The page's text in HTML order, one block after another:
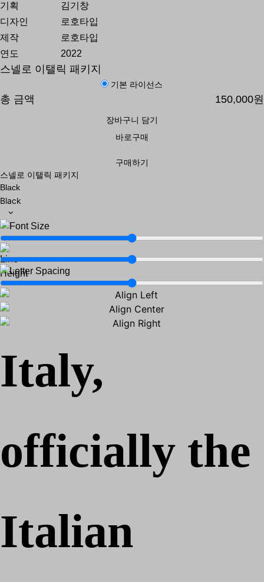
기획
김기창
디자인
로호타입
제작
로호타입
연도
2022
스넬로 이탤릭 패키지
기본 라이선스
총 금액 150,000원
장바구니 담기
바로구매
구매하기
스넬로 이탤릭 패키지
Black
Black
Italy,
officially the
Italian